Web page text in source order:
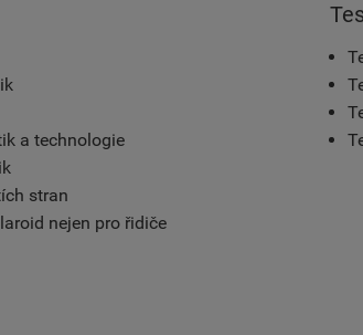
a technologie
stran
nejen pro řidiče